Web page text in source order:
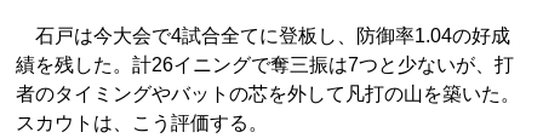
石戸は今大会で4試合全てに登板し、防御率1.04の好成
績を残した。計26イニングで奪三振は7つと少ないが、打
者のタイミングやバットの芯を外して凡打の山を築いた。
スカウトは、こう評価する。